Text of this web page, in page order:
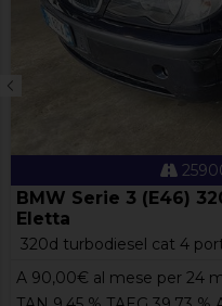
BMW Serie 3 (E46)
Eletta
320d turbodiesel cat 4
A 90,00€ al mese per 24